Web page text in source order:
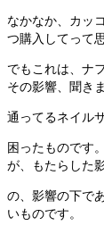
なかなか、カッ
つ購入してって
でもこれは、ナ
その影響、聞き
通ってるネイル
困ったものです
が、もたらした
の、影響の下で
いものです。